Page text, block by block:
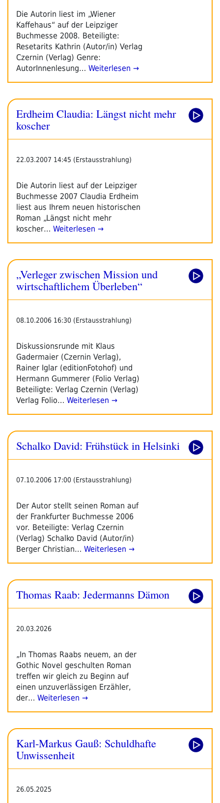
Die Autorin liest im „Wiener
Kaffehaus“ auf der Leipziger
Buchmesse 2008. Beteiligte:
Resetarits Kathrin (Autor/in) Verlag
Czernin (Verlag) Genre:
AutorInnenlesung… Weiterlesen →
Erdheim Claudia: Längst nicht mehr
koscher
22.03.2007 14:45 (Erstausstrahlung)
Die Autorin liest auf der Leipziger
Buchmesse 2007 Claudia Erdheim
liest aus Ihrem neuen historischen
Roman „Längst nicht mehr
koscher… Weiterlesen →
„Verleger zwischen Mission und
wirtschaftlichem Überleben“
08.10.2006 16:30 (Erstausstrahlung)
Diskussionsrunde mit Klaus
Gadermaier (Czernin Verlag),
Rainer Iglar (editionFotohof) und
Hermann Gummerer (Folio Verlag)
Beteiligte: Verlag Czernin (Verlag)
Verlag Folio… Weiterlesen →
Schalko David: Frühstück in Helsinki
07.10.2006 17:00 (Erstausstrahlung)
Der Autor stellt seinen Roman auf
der Frankfurter Buchmesse 2006
vor. Beteiligte: Verlag Czernin
(Verlag) Schalko David (Autor/in)
Berger Christian… Weiterlesen →
Thomas Raab: Jedermanns Dämon
20.03.2026
„In Thomas Raabs neuem, an der
Gothic Novel geschulten Roman
treffen wir gleich zu Beginn auf
einen unzuverlässigen Erzähler,
der… Weiterlesen →
Karl-Markus Gauß: Schuldhafte
Unwissenheit
26.05.2025